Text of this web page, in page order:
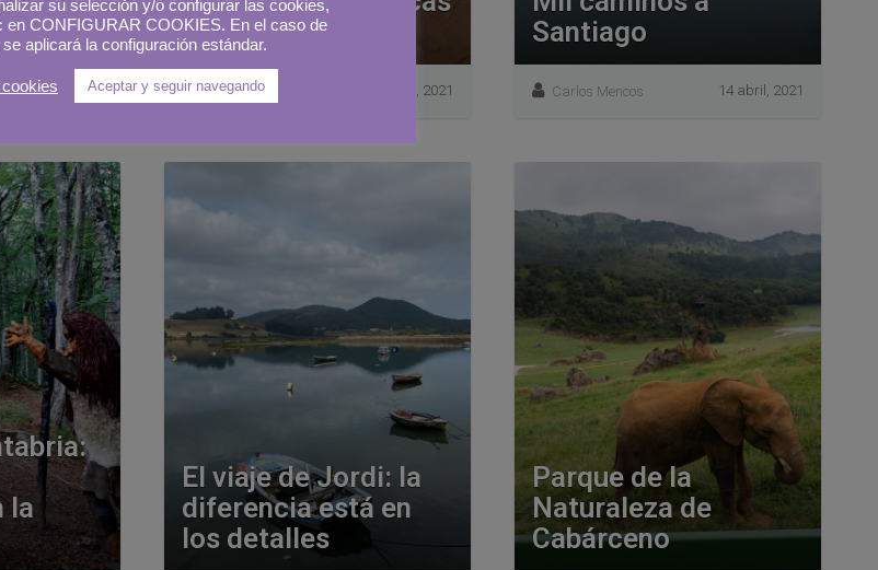
diciembre, 2021
de Cantabria
Patri Cámpora 3 noviembre, 2021
Santiago
Carlos Mencos 14 abril, 2021
la
El viaje de Jordi: la
diferencia está en
los detalles
Parque de la
Naturaleza de
Cabárceno
su selección y/o configurar las cookies,
en CONFIGURAR COOKIES. En el caso de
aplicará la configuración estándar.
Aceptar y seguir navegando